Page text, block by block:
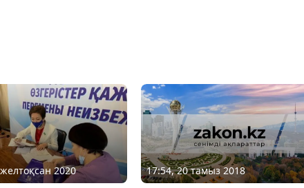
2020 17:54, 20 тамыз 2018